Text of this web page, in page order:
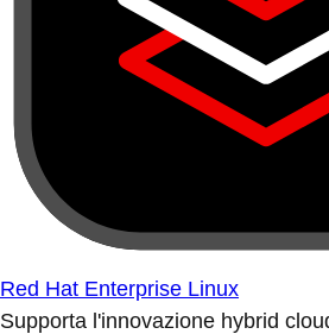
Red Hat Enterprise Linux
Supporta l'innovazione hybrid